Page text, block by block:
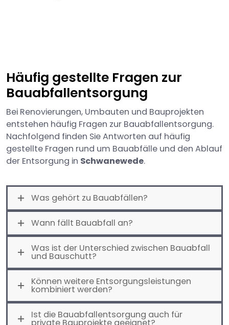
Häufig gestellte Fragen zur
Bauabfallentsorgung
Bei Renovierungen, Umbauten und Bauprojekten
entstehen häufig Fragen zur Bauabfallentsorgung.
Nachfolgend finden Sie Antworten auf häufig
gestellte Fragen rund um Bauabfälle und den Ablauf
der Entsorgung in Schwanewede.
Was gehört zu Bauabfällen?
Wann fällt Bauabfall an?
Was ist der Unterschied zwischen Bauabfall
und Bauschutt?
Können weitere Entsorgungsleistungen
kombiniert werden?
Ist die Bauabfallentsorgung auch für
private Bauprojekte geeignet?